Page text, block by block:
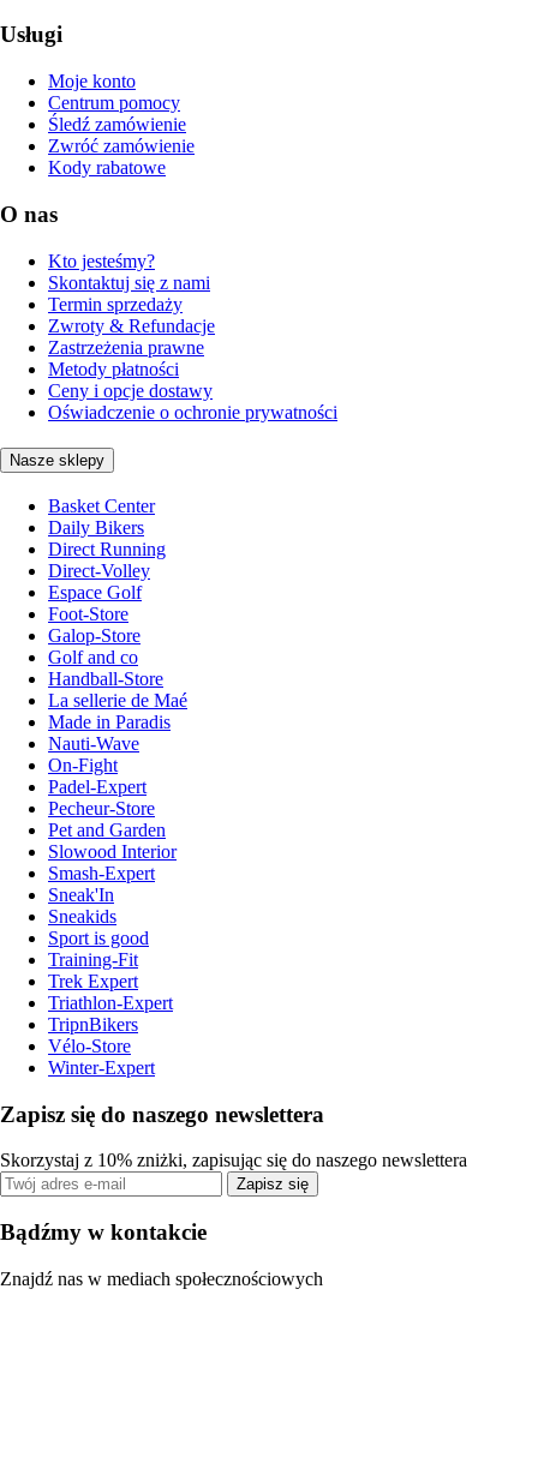
Usługi
Moje konto
Centrum pomocy
Śledź zamówienie
Zwróć zamówienie
Kody rabatowe
O nas
Kto jesteśmy?
Skontaktuj się z nami
Termin sprzedaży
Zwroty & Refundacje
Zastrzeżenia prawne
Metody płatności
Ceny i opcje dostawy
Oświadczenie o ochronie prywatności
Nasze sklepy
Basket Center
Daily Bikers
Direct Running
Direct-Volley
Espace Golf
Foot-Store
Galop-Store
Golf and co
Handball-Store
La sellerie de Maé
Made in Paradis
Nauti-Wave
On-Fight
Padel-Expert
Pecheur-Store
Pet and Garden
Slowood Interior
Smash-Expert
Sneak'In
Sneakids
Sport is good
Training-Fit
Trek Expert
Triathlon-Expert
TripnBikers
Vélo-Store
Winter-Expert
Zapisz się do naszego newslettera
Skorzystaj z 10% zniżki, zapisując się do naszego newslettera
Zapisz się
Bądźmy w kontakcie
Znajdź nas w mediach społecznościowych